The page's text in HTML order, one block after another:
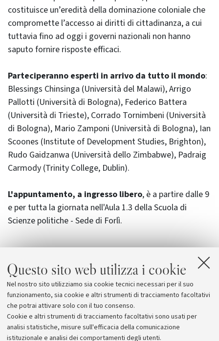
Questo sito web utilizza i cookie
Nel nostro sito utilizziamo sia cookie tecnici necessari per il suo
funzionamento, sia cookie e altri strumenti di tracciamento facoltativi
che potrai attivare solo con il tuo consenso.
Cookie e altri strumenti di tracciamento facoltativi sono usati per
analisi statistiche, misure sull'efficacia della comunicazione
istituzionale e analisi dei comportamenti degli utenti.
costituisce un’eredità della dominazione coloniale che
compromette l’accesso ai diritti di cittadinanza, a cui
tuttavia fino ad oggi i governi nazionali non hanno
saputo fornire risposte efficaci.
Parteciperanno esperti in arrivo da tutto il mondo:
Blessings Chinsinga (Università del Malawi), Arrigo
Pallotti (Università di Bologna), Federico Battera
(Università di Trieste), Corrado Tornimbeni (Università
di Bologna), Mario Zamponi (Università di Bologna), Ian
Scoones (Institute of Development Studies, Brighton),
Rudo Gaidzanwa (Università dello Zimbabwe), Padraig
Carmody (Trinity College, Dublin).
L'appuntamento, a ingresso libero, è a partire dalle 9
e per tutta la giornata nell'Aula 1.3 della Scuola di
Scienze politiche - Sede di Forlì.
Allegati
State, Land and Democracy in Southern Africa